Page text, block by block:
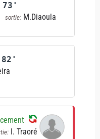
73'
sortie: M.Diaoula
82'
I. Traoré